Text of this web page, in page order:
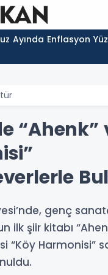
Ayında Enflasyon
“Ahenk”
genç
ilk şiir kitabı
“Köy Harmonisi”